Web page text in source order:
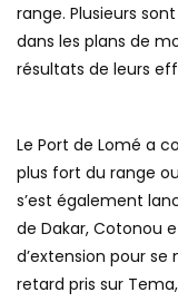
range. Plusieurs
dans les plans de
résultats de leurs
Le Port de Lomé a
plus fort du range
s’est également
de Dakar, Cotonou
d’extension pour
retard pris sur